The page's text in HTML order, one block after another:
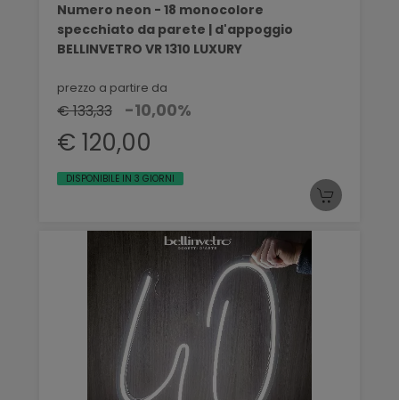
Numero neon - 18 monocolore
specchiato da parete | d'appoggio
BELLINVETRO VR 1310 LUXURY
prezzo a partire da
€ 133,33 -10,00%
€ 120,00
DISPONIBILE IN 3 GIORNI